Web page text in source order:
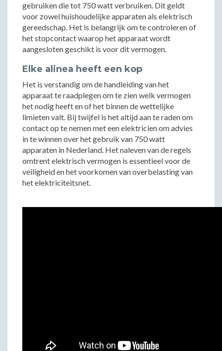
gebruiken die tot 750 watt verbruiken. Dit geldt
voor zowel huishoudelijke apparaten als elektrisch
gereedschap. Het is belangrijk om te controleren of
het stopcontact waarop het apparaat wordt
aangesloten geschikt is voor dit vermogen.
Elke alinea heeft een kop
Het is verstandig om de handleiding van het
apparaat te raadplegen om te zien welk vermogen
het nodig heeft en of het binnen de wettelijke
limieten valt. Bij twijfel is het altijd aan te raden om
contact op te nemen met een elektricien om advies
in te winnen over het gebruik van 750 watt
apparaten in Nederland. Het naleven van de regels
omtrent elektrisch vermogen is essentieel voor de
veiligheid en het voorkomen van overbelasting van
het elektriciteitsnet.